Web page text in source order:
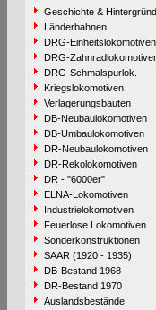
Geschichte &
Länderbahnen
DRG-Einheitslokomotiven
DRG-
DRG-Schmalspurlok.
Kriegslokomotiven
Verlagerungsbauten
DB-Neubaulokomotiven
DB-Umbaulokomotiven
DR-Neubaulokomotiven
DR-Rekolokomotiven
DR - "6000er"
ELNA-Lokomotiven
Industrielokomotiven
Feuerlose Lokomotiven
Sonderkonstruktionen
SAAR (1920 - 1935)
DB-Bestand 1968
DR-Bestand 1970
Auslandsbestände